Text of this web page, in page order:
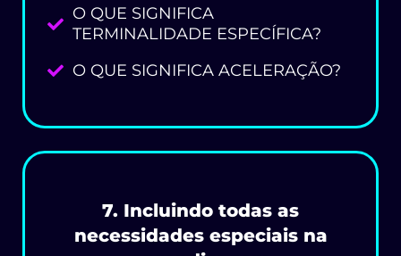
O QUE SIGNIFICA
TERMINALIDADE ESPECÍFICA?
O QUE SIGNIFICA ACELERAÇÃO?
7. Incluindo todas as
necessidades especiais na